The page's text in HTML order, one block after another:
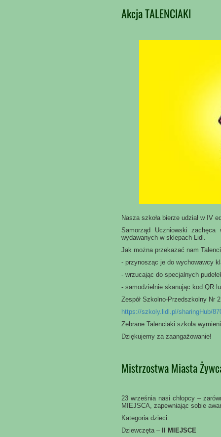
Akcja TALENCIAKI
Nasza szkoła bierze udział w IV
Samorząd Uczniowski
wydawanych w sklepach Lidl.
Jak można przekazać nam
- przynosząc je do wychowawcy
- wrzucając do specjalnych
- samodzielnie skanując kod QR
Zespół Szkolno-Przedszkolny Nr
https://szkoly.lidl.pl/sharingHub/
Zebrane Talenciaki szkoła
Dziękujemy za zaangażowanie!
Mistrzostwa Miasta
23 września nasi chłopcy –
MIEJSCA, zapewniając sobie
Kategoria dzieci:
Dziewczęta –II MIEJSCE